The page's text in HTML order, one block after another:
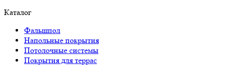
Каталог
Фальшпол
Напольные покрытия
Потолочные системы
Покрытия для террас